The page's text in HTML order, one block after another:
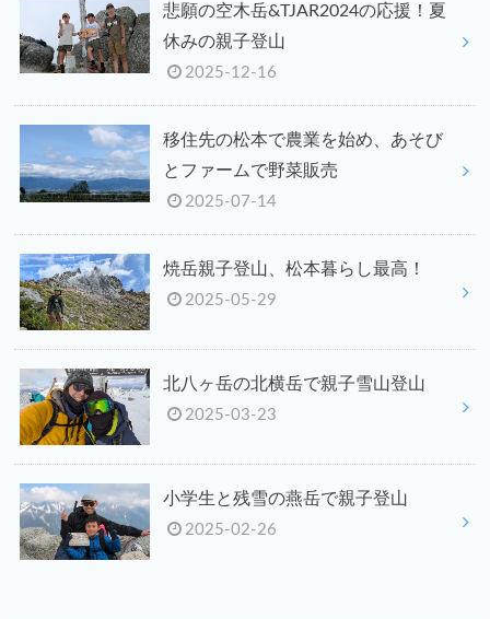
悲願の空木岳&TJAR2024の応援！夏
休みの親子登山
2025-12-16
移住先の松本で農業を始め、あそび
とファームで野菜販売
2025-07-14
焼岳親子登山、松本暮らし最高！
2025-05-29
北八ヶ岳の北横岳で親子雪山登山
2025-03-23
小学生と残雪の燕岳で親子登山
2025-02-26